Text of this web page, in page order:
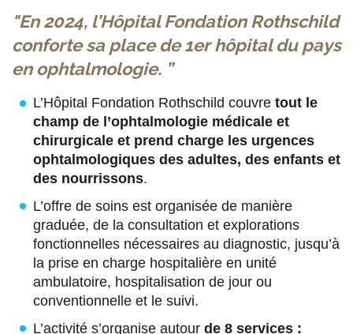
u
r
F
a
c
e
b
o
o
k
u
r
T
w
i
t
t
e
r
u
r
L
i
n
k
e
d
i
n
a
r
m
a
i
"En 2024, l’Hôpital Fondation Rothschild
conforte sa place de 1er hôpital du pays
en ophtalmologie. ”
L’Hôpital Fondation Rothschild couvre tout le
champ de l’ophtalmologie médicale et
chirurgicale et prend charge les urgences
ophtalmologiques des adultes, des enfants et
des nourrissons.
L’offre de soins est organisée de manière
graduée, de la consultation et explorations
fonctionnelles nécessaires au diagnostic, jusqu’à
la prise en charge hospitalière en unité
ambulatoire, hospitalisation de jour ou
conventionnelle et le suivi.
L’activité s’organise autour de 8 services :